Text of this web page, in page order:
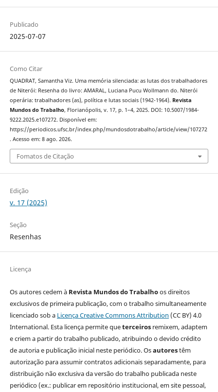
Publicado
2025-07-07
Como Citar
QUADRAT, Samantha Viz. Uma memória silenciada: as lutas dos trabalhadores
de Niterói: Resenha do livro: AMARAL, Luciana Pucu Wollmann do. Niterói
operária: trabalhadores (as), política e lutas sociais (1942-1964). Revista
Mundos do Trabalho, Florianópolis, v. 17, p. 1–4, 2025. DOI: 10.5007/1984-
9222.2025.e107272. Disponível em:
https://periodicos.ufsc.br/index.php/mundosdotrabalho/article/view/107272
. Acesso em: 8 ago. 2026.
Fomatos de Citação
Edição
v. 17 (2025)
Seção
Resenhas
Licença
Os autores cedem à Revista Mundos do Trabalhoos direitos
exclusivos de primeira publicação, com o trabalho simultaneamente
licenciado sob a Licença Creative Commons Attribution (CC BY) 4.0
International. Esta licença permite queterceirosremixem, adaptem
e criem a partir do trabalho publicado, atribuindo o devido crédito
de autoria e publicação inicial neste periódico. Osautorestêm
autorização para assumir contratos adicionais separadamente, para
distribuição não exclusiva da versão do trabalho publicada neste
periódico (ex.: publicar em repositório institucional, em site pessoal,